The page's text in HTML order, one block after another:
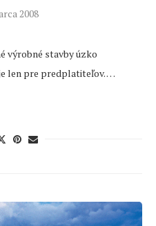
2008
výrobné stavby úzko
len pre predplatiteľov. …